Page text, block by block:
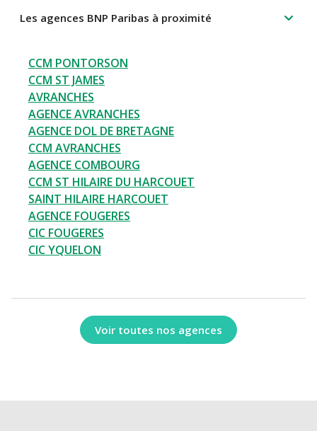
Les agences BNP Paribas à proximité
CCM PONTORSON
CCM ST JAMES
AVRANCHES
AGENCE AVRANCHES
AGENCE DOL DE BRETAGNE
CCM AVRANCHES
AGENCE COMBOURG
CCM ST HILAIRE DU HARCOUET
SAINT HILAIRE HARCOUET
AGENCE FOUGERES
CIC FOUGERES
CIC YQUELON
Voir toutes nos agences